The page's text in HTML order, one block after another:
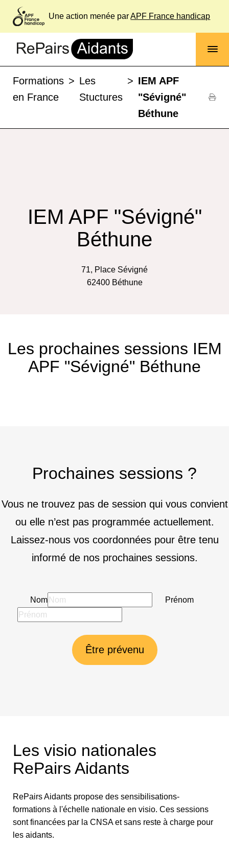
Une action menée parAPF France handicap
Formations
en France
> Les
Stuctures
> IEM APF
"Sévigné"
Béthune
IEM APF "Sévigné"
Béthune
71, Place Sévigné
62400 Béthune
Les prochaines sessions IEM
APF "Sévigné" Béthune
Prochaines sessions ?
Vous ne trouvez pas de session qui vous convient
ou elle n’est pas programmée actuellement.
Laissez-nous vos coordonnées pour être tenu
informé de nos prochaines sessions.
Nom Prénom
Être prévenu
Les visio nationales
RePairs Aidants
RePairs Aidants propose des sensibilisations-
formations à l'échelle nationale en visio. Ces sessions
sont financées par la CNSA et sans reste à charge pour
les aidants.